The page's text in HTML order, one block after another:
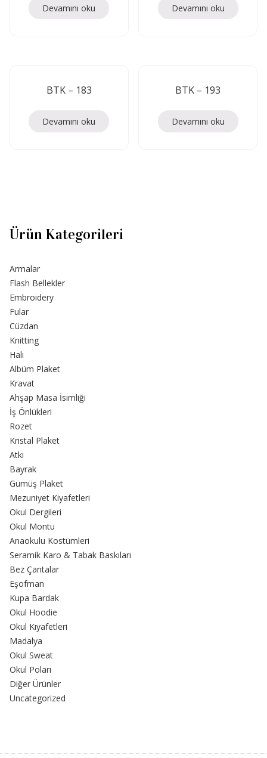
Devamını oku Devamını oku
BTK – 183
Devamını oku
BTK – 193
Devamını oku
Ürün Kategorileri
Armalar
Flash Bellekler
Embroidery
Fular
Cüzdan
Knitting
Halı
Albüm Plaket
Kravat
Ahşap Masa İsimliği
İş Önlükleri
Rozet
Kristal Plaket
Atkı
Bayrak
Gümüş Plaket
Mezuniyet Kiyafetleri
Okul Dergileri
Okul Montu
Anaokulu Kostümleri
Seramik Karo & Tabak Baskıları
Bez Çantalar
Eşofman
Kupa Bardak
Okul Hoodie
Okul Kıyafetleri
Madalya
Okul Sweat
Okul Poları
Diğer Ürünler
Uncategorized